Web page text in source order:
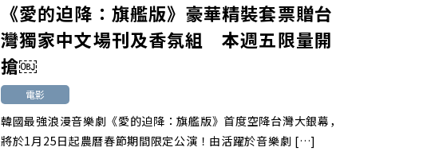
《愛的迫降：旗艦版》豪華精裝套票贈台
灣獨家中文場刊及香氛組 本週五限量開
搶￼
電影
韓國最強浪漫音樂劇《愛的迫降：旗艦版》首度空降台灣大銀幕，
將於1月25日起農曆春節期間限定公演！由活躍於音樂劇 […]